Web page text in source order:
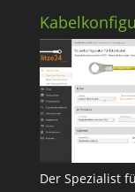
Der Spezialist